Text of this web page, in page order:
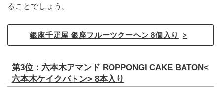
ることでしょう。
銀座千疋屋 銀座フルーツクーヘン 8個入り
第3位： 六本木アマンド ROPPONGI CAKE BATON<
六本木ケイクバトン> 8本入り